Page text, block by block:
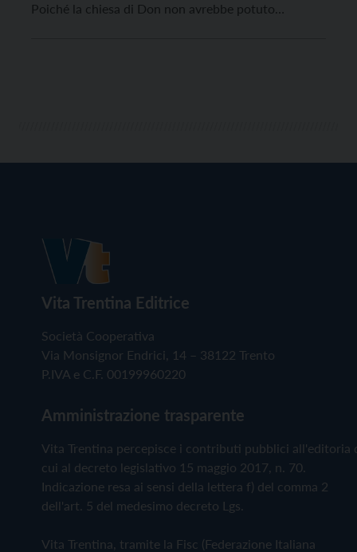
Poiché la chiesa di Don non avrebbe potuto
Vita Trentina Editrice
Società Cooperativa
Via Monsignor Endrici, 14 – 38122 Trento
P.IVA e C.F. 00199960220
Amministrazione trasparente
Vita Trentina percepisce i contributi pubblici all'editoria
cui al decreto legislativo 15 maggio 2017, n. 70.
Indicazione resa ai sensi della lettera f) del comma 2
dell'art. 5 del medesimo decreto Lgs.
Vita Trentina, tramite la Fisc (Federazione Italiana